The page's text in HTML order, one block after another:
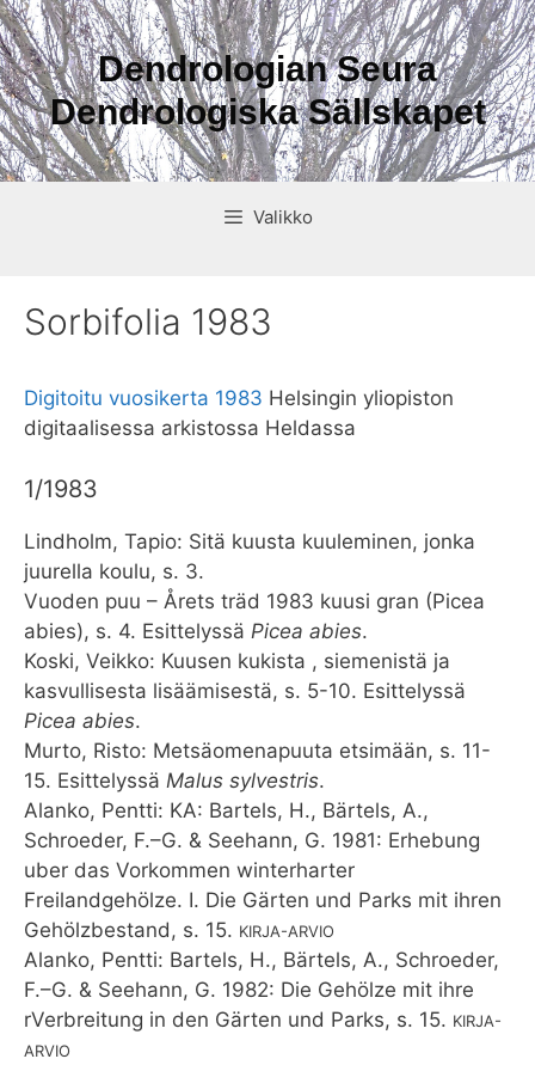
Siirry
sisältöön
Dendrologian Seura
Dendrologiska Sällskapet
Valikko
Sorbifolia 1983
Digitoitu vuosikerta 1983 Helsingin yliopiston
digitaalisessa arkistossa Heldassa
1/1983
Lindholm, Tapio: Sitä kuusta kuuleminen, jonka
juurella koulu, s. 3.
Vuoden puu – Årets träd 1983 kuusi gran (Picea
abies), s. 4. Esittelyssä Picea abies.
Koski, Veikko: Kuusen kukista , siemenistä ja
kasvullisesta lisäämisestä, s. 5-10. Esittelyssä
Picea abies.
Murto, Risto: Metsäomenapuuta etsimään, s. 11-
15. Esittelyssä Malus sylvestris.
Alanko, Pentti: KA: Bartels, H., Bärtels, A.,
Schroeder, F.–G. & Seehann, G. 1981: Erhebung
uber das Vorkommen winterharter
Freilandgehölze. I. Die Gärten und Parks mit ihren
Gehölzbestand, s. 15. KIRJA-ARVIO
Alanko, Pentti: Bartels, H., Bärtels, A., Schroeder,
F.–G. & Seehann, G. 1982: Die Gehölze mit ihre
rVerbreitung in den Gärten und Parks, s. 15. KIRJA-
ARVIO